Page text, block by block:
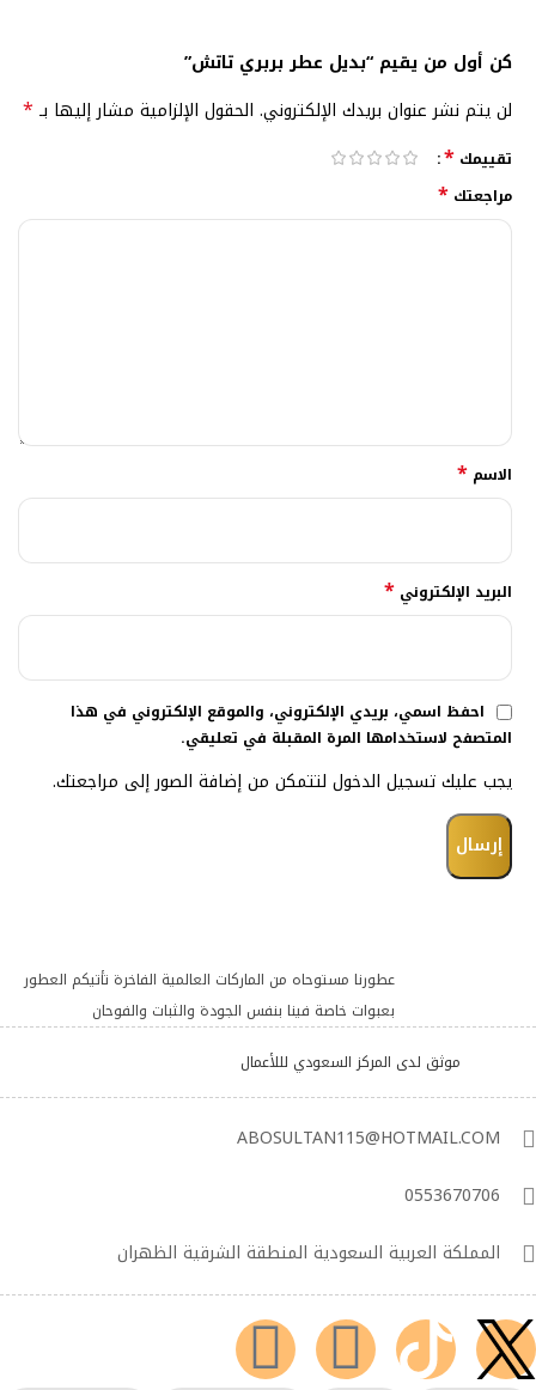
كن أول من يقيم “بديل عطر بربري تاتش”
لن يتم نشر عنوان بريدك الإلكتروني. الحقول الإلزامية مشار إليها بـ *
تقييمك *
مراجعتك *
الاسم *
البريد الإلكتروني *
احفظ اسمي، بريدي الإلكتروني، والموقع الإلكتروني في هذا
المتصفح لاستخدامها المرة المقبلة في تعليقي.
يجب عليك تسجيل الدخول لتتمكن من إضافة الصور إلى مراجعتك.
عطورنا مستوحاه من الماركات العالمية الفاخرة تأتيكم العطور
بعبوات خاصة فينا بنفس الجودة والثبات والفوحان
موثق لدى المركز السعودي لللأعمال
ABOSULTAN115@HOTMAIL.COM
0553670706
المملكة العربية السعودية المنطقة الشرقية الظهران